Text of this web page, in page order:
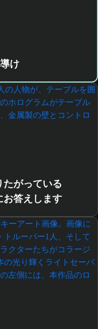
け
たがっている
お答えします